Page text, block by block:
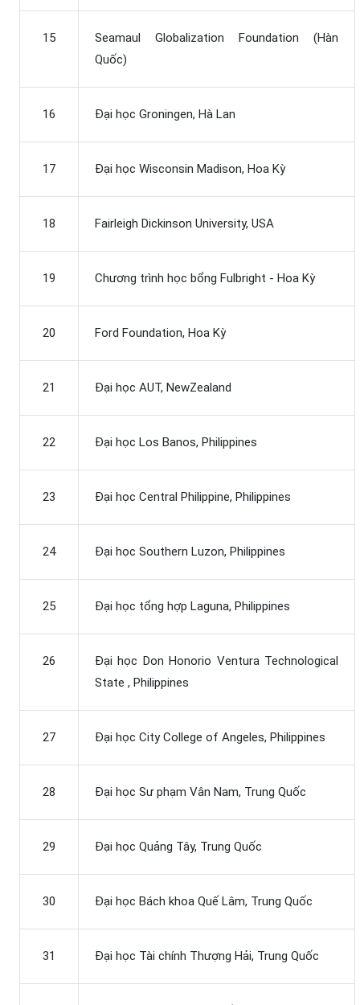
15
Seamaul Globalization Foundation (Hàn
Quốc)
16 Đại học Groningen, Hà Lan
17 Đại học Wisconsin Madison, Hoa Kỳ
18 Fairleigh Dickinson University, USA
19 Chương trình học bổng Fulbright - Hoa Kỳ
20 Ford Foundation, Hoa Kỳ
21 Đại học AUT, NewZealand
22 Đại học Los Banos, Philippines
23 Đại học Central Philippine, Philippines
24 Đại học Southern Luzon, Philippines
25 Đại học tổng hợp Laguna, Philippines
26
Đại học Don Honorio Ventura Technological
State , Philippines
27 Đại học City College of Angeles, Philippines
28 Đại học Sư phạm Vân Nam, Trung Quốc
29 Đại học Quảng Tây, Trung Quốc
30 Đại học Bách khoa Quế Lâm, Trung Quốc
31 Đại học Tài chính Thượng Hải, Trung Quốc